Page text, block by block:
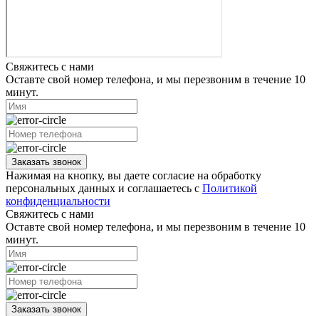
Свяжитесь с нами
Оставте свой номер телефона, и мы перезвоним в течение 10
минут.
Заказать звонок
Нажимая на кнопку, вы даете согласие на обработку
персональных данных и соглашаетесь с Политикой
конфиденциальности
Свяжитесь с нами
Оставте свой номер телефона, и мы перезвоним в течение 10
минут.
Заказать звонок